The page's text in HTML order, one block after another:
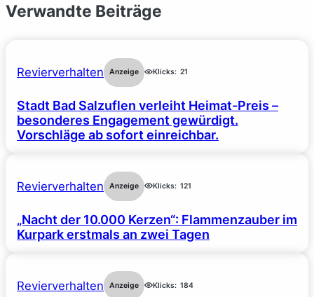
Verwandte Beiträge
Revierverhalten Anzeige Klicks: 21
Stadt Bad Salzuflen verleiht Heimat-Preis –
besonderes Engagement gewürdigt.
Vorschläge ab sofort einreichbar.
Revierverhalten Anzeige Klicks: 121
„Nacht der 10.000 Kerzen“: Flammenzauber im
Kurpark erstmals an zwei Tagen
Revierverhalten Anzeige Klicks: 184